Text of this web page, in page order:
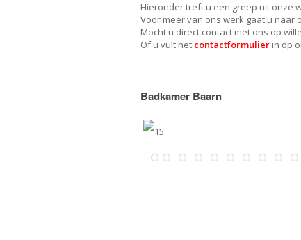
Hieronder treft u een greep uit onze
Voor meer van ons werk gaat u naar
Mocht u direct contact met ons op
Of u vult het contactformulier in op
Badkamer Baarn